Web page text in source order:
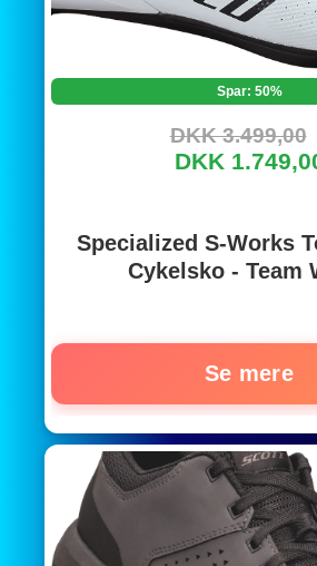
Spar: 50%
DKK 3.499,00
DKK
Specialized S-Works
Cykelsko - Team
Se mere